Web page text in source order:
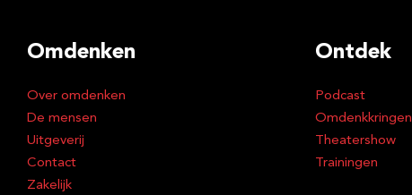
Omdenken
Over omdenken
De mensen
Uitgeverij
Contact
Zakelijk
Ontdek
Podcast
Omdenkkringen
Theatershow
Trainingen